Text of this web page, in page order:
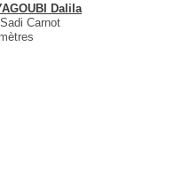
Dalila
Carnot